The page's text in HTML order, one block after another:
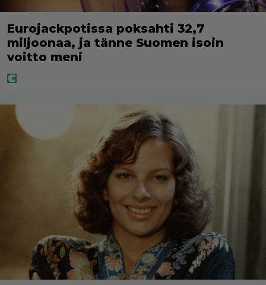
Eurojackpotissa poksahti 32,7
miljoonaa, ja tänne Suomen isoin
voitto meni